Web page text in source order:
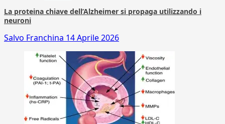
La proteina chiave dell’Alzheimer si propaga utilizzando i
neuroni
Salvo Franchina 14 Aprile 2026